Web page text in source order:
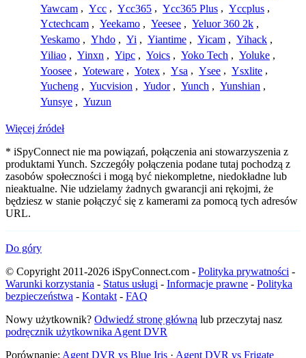
Yawcam , Ycc , Ycc365 , Ycc365 Plus , Yccplus ,
Yctechcam , Yeekamo , Yeesee , Yeluor 360 2k ,
Yeskamo , Yhdo , Yi , Yiantime , Yicam , Yihack ,
Yiliao , Yinxn , Yipc , Yoics , Yoko Tech , Yoluke ,
Yoosee , Yoteware , Yotex , Ysa , Ysee , Ysxlite ,
Yucheng , Yucvision , Yudor , Yunch , Yunshian ,
Yunsye , Yuzun
Więcej źródeł
* iSpyConnect nie ma powiązań, połączenia ani stowarzyszenia z
produktami Yunch. Szczegóły połączenia podane tutaj pochodzą z
zasobów społeczności i mogą być niekompletne, niedokładne lub
nieaktualne. Nie udzielamy żadnych gwarancji ani rękojmi, że
będziesz w stanie połączyć się z kamerami za pomocą tych adresów
URL.
Do góry
© Copyright 2011-2026 iSpyConnect.com - Polityka prywatności -
Warunki korzystania - Status usługi - Informacje prawne - Polityka
bezpieczeństwa - Kontakt - FAQ
Nowy użytkownik? Odwiedź stronę główną lub przeczytaj nasz
podręcznik użytkownika Agent DVR
Porównanie: Agent DVR vs Blue Iris · Agent DVR vs Frigate